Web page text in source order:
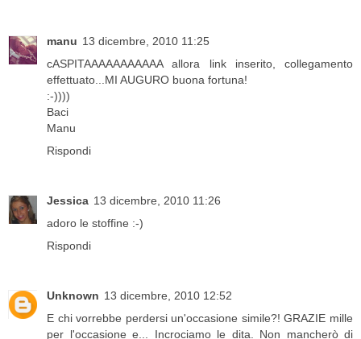
manu 13 dicembre, 2010 11:25
cASPITAAAAAAAAAAA allora link inserito, collegamento
effettuato...MI AUGURO buona fortuna!
:-))))
Baci
Manu
Rispondi
Jessica 13 dicembre, 2010 11:26
adoro le stoffine :-)
Rispondi
Unknown 13 dicembre, 2010 12:52
E chi vorrebbe perdersi un'occasione simile?! GRAZIE mille
per l'occasione e... Incrociamo le dita. Non mancherò di